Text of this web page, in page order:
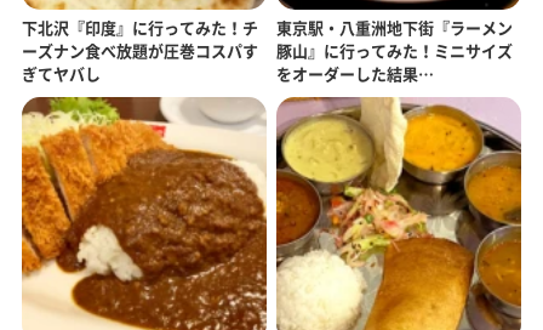
下北沢『印度』に行ってみた！チ
ーズナン食べ放題が圧巻コスパす
ぎてヤバし
東京駅・八重洲地下街『ラーメン
豚山』に行ってみた！ミニサイズ
をオーダーした結果…